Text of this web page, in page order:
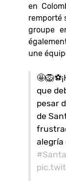
en
remporté
groupe
une
que
pesar
de
alegría